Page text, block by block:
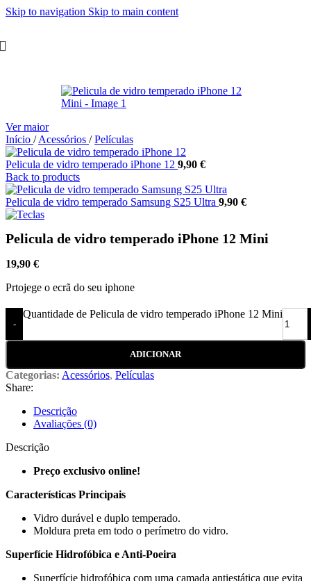
Skip to navigation Skip to main content
Ver maior
Início / Acessórios / Películas
Pelicula de vidro temperado iPhone 12 9,90 €
Back to products
Pelicula de vidro temperado Samsung S25 Ultra 9,90 €
Pelicula de vidro temperado iPhone 12 Mini
19,90 €
Prtojege o ecrã do seu iphone
-
Quantidade de Pelicula de vidro temperado iPhone 12 Mini
ADICIONAR
Categorias: Acessórios, Películas
Share:
Descrição
Avaliações (0)
Descrição
Preço exclusivo online!
Características Principais
Vidro durável e duplo temperado.
Moldura preta em todo o perímetro do vidro.
Superfície Hidrofóbica e Anti-Poeira
Superfície hidrofóbica com uma camada antiestática que evita